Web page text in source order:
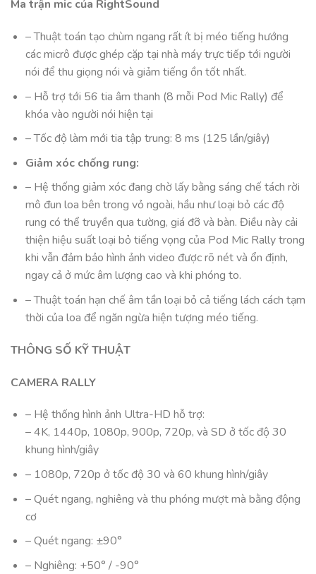
Ma trận mic của RightSound
– Thuật toán tạo chùm ngang rất ít bị méo tiếng hướng
các micrô được ghép cặp tại nhà máy trực tiếp tới người
nói để thu giọng nói và giảm tiếng ồn tốt nhất.
– Hỗ trợ tới 56 tia âm thanh (8 mỗi Pod Mic Rally) để
khóa vào người nói hiện tại
– Tốc độ làm mới tia tập trung: 8 ms (125 lần/giây)
Giảm xóc chống rung:
– Hệ thống giảm xóc đang chờ lấy bằng sáng chế tách rời
mô đun loa bên trong vỏ ngoài, hầu như loại bỏ các độ
rung có thể truyền qua tường, giá đỡ và bàn. Điều này cải
thiện hiệu suất loại bỏ tiếng vọng của Pod Mic Rally trong
khi vẫn đảm bảo hình ảnh video được rõ nét và ổn định,
ngay cả ở mức âm lượng cao và khi phóng to.
– Thuật toán hạn chế âm tần loại bỏ cả tiếng lách cách tạm
thời của loa để ngăn ngừa hiện tượng méo tiếng.
THÔNG SỐ KỸ THUẬT
CAMERA RALLY
– Hệ thống hình ảnh Ultra-HD hỗ trợ:
– 4K, 1440p, 1080p, 900p, 720p, và SD ở tốc độ 30
khung hình/giây
– 1080p, 720p ở tốc độ 30 và 60 khung hình/giây
– Quét ngang, nghiêng và thu phóng mượt mà bằng động
cơ
– Quét ngang: ±90°
– Nghiêng: +50° / -90°